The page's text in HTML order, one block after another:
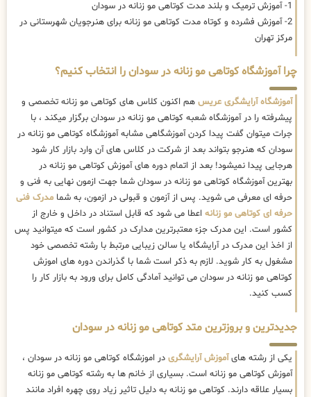
1- آموزش ترمیک و بلند مدت کوتاهی مو زنانه در سودان
2- آموزش فشرده و کوتاه مدت کوتاهی مو زنانه برای هنرجویان شهرستانی در
مرکز تهران
چرا آموزشگاه کوتاهی مو زنانه در سودان را انتخاب کنیم؟
آموزشگاه آرایشگری عریس هم اکنون کلاس های کوتاهی مو زنانه تخصصی و
پیشرفته را در آموزشگاه شعبه کوتاهی مو زنانه در سودان برگزار میکند ، با
جرات میتوان گفت پیدا کردن آموزشگاهی مشابه آموزشگاه کوتاهی مو زنانه در
سودان که هنرجو بتواند بعد از شرکت در کلاس های آن وارد بازار کار شود
هرجایی پیدا نمیشود! بعد از اتمام دوره های آموزش کوتاهی مو زنانه در
بهترین آموزشگاه کوتاهی مو زنانه در سودان شما جهت ازمون نهایی به فنی و
حرفه ای معرفی می شوید. پس از آزمون و قبولی در ازمون، به شما مدرک فنی
حرفه ای کوتاهی مو زنانه اعطا می شود که قابل استناد در داخل و خارج از
کشور است. این مدرک جزء معتبرترین مدارک در کشور است که میتوانید پس
از اخذ این مدرک در آرایشگاه یا سالن زیبایی مرتبط با رشته تخصصی خود
مشغول به کار شوید. لازم به ذکر است شما با گذراندن دوره های اموزش
کوتاهی مو زنانه در سودان می توانید آمادگی کامل برای ورود به بازار کار را
کسب کنید.
جدیدترین و بروزترین متد کوتاهی مو زنانه در سودان
یکی از رشته هایآموزش آرایشگری در اموزشگاه کوتاهی مو زنانه در سودان ،
آموزش کوتاهی مو زنانه است. بسیاری از خانم ها به رشته کوتاهی مو زنانه
بسیار علاقه دارند. کوتاهی مو زنانه به دلیل تاثیر زیاد روی چهره افراد مانند